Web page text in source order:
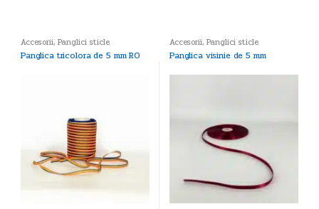
Accesorii,Panglici sticle
Panglica tricolora de 5 mm RO
Accesorii,Panglici sticle
Panglica visinie de 5 mm